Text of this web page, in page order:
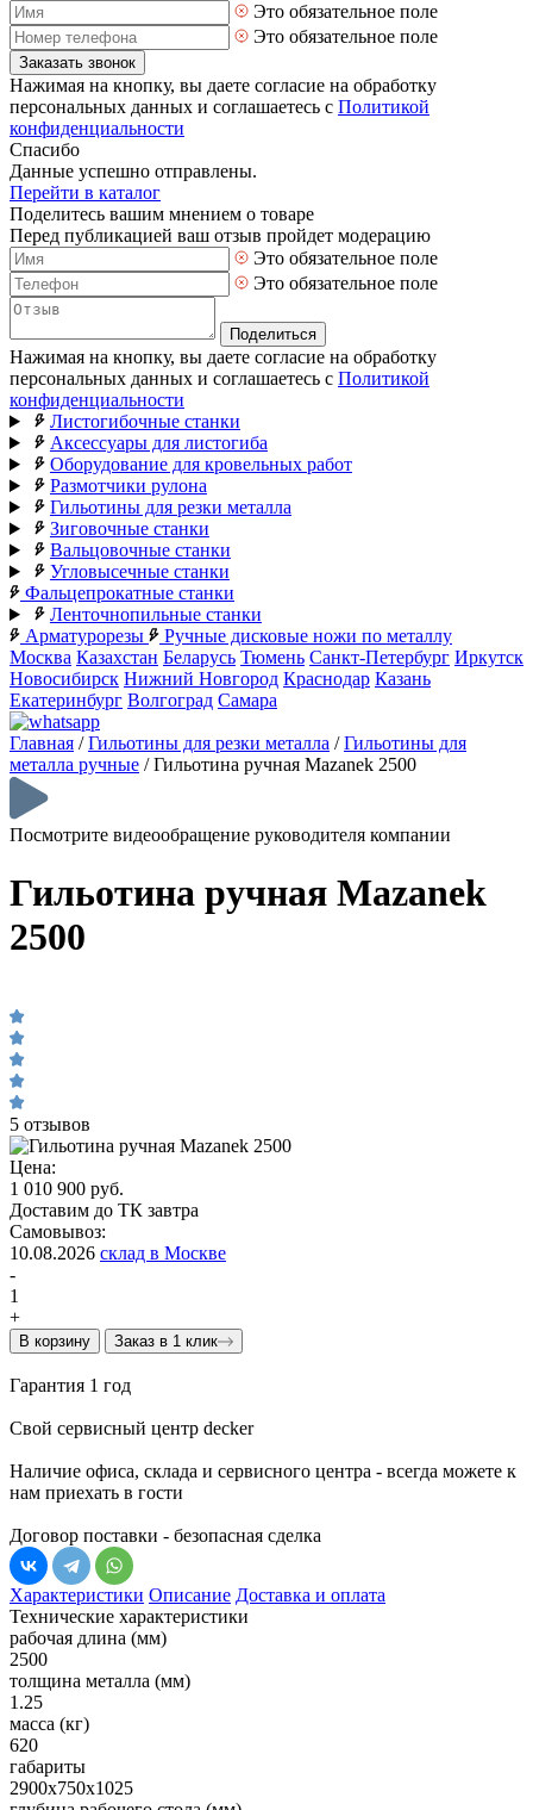
Это обязательное поле
Это обязательное поле
Заказать звонок
Нажимая на кнопку, вы даете согласие на обработку
персональных данных и соглашаетесь с Политикой
конфиденциальности
Спасибо
Данные успешно отправлены.
Перейти в каталог
Поделитесь вашим мнением о товаре
Перед публикацией ваш отзыв пройдет модерацию
Это обязательное поле
Это обязательное поле
Поделиться
Нажимая на кнопку, вы даете согласие на обработку
персональных данных и соглашаетесь с Политикой
конфиденциальности
Листогибочные станки
Аксессуары для листогиба
Оборудование для кровельных работ
Размотчики рулона
Гильотины для резки металла
Зиговочные станки
Вальцовочные станки
Угловысечные станки
Фальцепрокатные станки
Ленточнопильные станки
Арматурорезы
Ручные дисковые ножи по металлу
Москва Казахстан Беларусь Тюмень Санкт-Петербург Иркутск
Новосибирск Нижний Новгород Краснодар Казань
Екатеринбург Волгоград Самара
Главная /Гильотины для резки металла /Гильотины для
металла ручные /Гильотина ручная Mazanek 2500
Посмотрите видеообращение руководителя компании
Гильотина ручная Mazanek
2500
5 отзывов
Цена:
1 010 900 руб.
Доставим до ТК завтра
Самовывоз:
10.08.2026 склад в Москве
-
1
+
В корзину Заказ в 1 клик
Гарантия 1 год
Свой сервисный центр decker
Наличие офиса, склада и сервисного центра - всегда можете к
нам приехать в гости
Договор поставки - безопасная сделка
Характеристики Описание Доставка и оплата
Технические характеристики
рабочая длина (мм)
2500
толщина металла (мм)
1.25
масса (кг)
620
габариты
2900х750х1025